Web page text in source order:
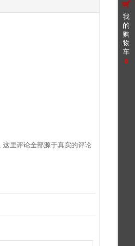
里评论全部源于真实的评论
我
的
购
物
车
0